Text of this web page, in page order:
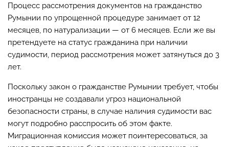
Процесс рассмотрения документов на гражданство
Румынии по упрощенной процедуре занимает от 12
месяцев, по натурализации — от 6 месяцев. Если же вы
претендуете на статус гражданина при наличии
судимости, период рассмотрения может затянуться до 3
лет.
Поскольку закон о гражданстве Румынии требует, чтобы
иностранцы не создавали угроз национальной
безопасности страны, в случае наличия судимости вас
могут подробно расспросить об этом факте.
Миграционная комиссия может поинтересоваться, за